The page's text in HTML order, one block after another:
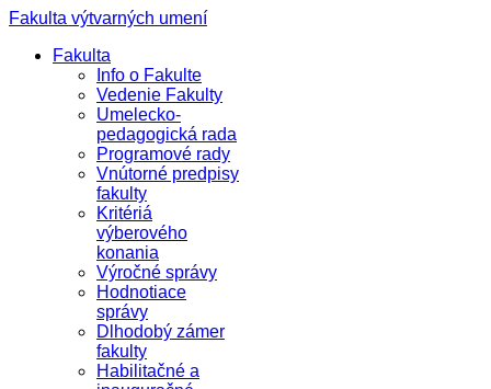
Fakulta výtvarných umení
Fakulta
Info o Fakulte
Vedenie Fakulty
Umelecko-
pedagogická rada
Programové rady
Vnútorné predpisy
fakulty
Kritériá
výberového
konania
Výročné správy
Hodnotiace
správy
Dlhodobý zámer
fakulty
Habilitačné a